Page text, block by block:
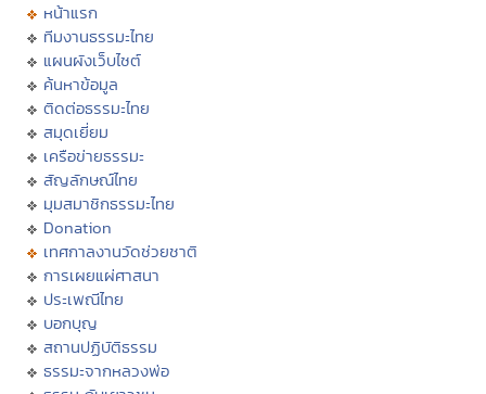
หน้าแรก
ทีมงานธรรมะไทย
แผนผังเว็บไซต์
ค้นหาข้อมูล
ติดต่อธรรมะไทย
สมุดเยี่ยม
เครือข่ายธรรมะ
สัญลักษณ์ไทย
มุมสมาชิกธรรมะไทย
Donation
เทศกาลงานวัดช่วยชาติ
การเผยแผ่ศาสนา
ประเพณีไทย
บอกบุญ
สถานปฏิบัติธรรม
ธรรมะจากหลวงพ่อ